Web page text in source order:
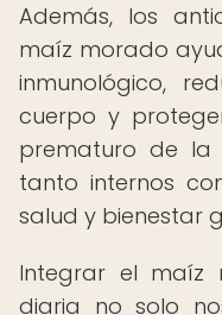
Además, los
maíz morado
inmunológico,
cuerpo y
prematuro de la
tanto internos
salud y bienestar
Integrar el maíz
diaria no solo